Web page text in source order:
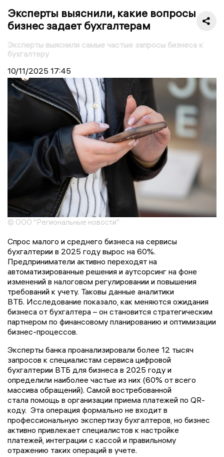
Эксперты выяснили, какие вопросы
бизнес задает бухгалтерам
Эксперты выяснили самые частые запросы бизнеса к
бухгалтеру
10/11/2025 17:45
© ООО "Региональные новости"
Спрос малого и среднего бизнеса на сервисы
бухгалтерии в 2025 году вырос на 60%.
Предприниматели активно переходят на
автоматизированные решения и аутсорсинг на фоне
изменений в налоговом регулировании и повышения
требований к учету. Таковы данные аналитики
ВТБ. Исследование показало, как меняются ожидания
бизнеса от бухгалтера – он становится стратегическим
партнером по финансовому планированию и оптимизации
бизнес-процессов.
Эксперты банка проанализировали более 12 тысяч
запросов к специалистам сервиса цифровой
бухгалтерии ВТБ для бизнеса в 2025 году и
определили наиболее частые из них (60% от всего
массива обращений). Самой востребованной
стала помощь в организации приема платежей по QR-
коду. Эта операция формально не входит в
профессиональную экспертизу бухгалтеров, но бизнес
активно привлекает специалистов к настройке
платежей, интеграции с кассой и правильному
отражению таких операций в учете.